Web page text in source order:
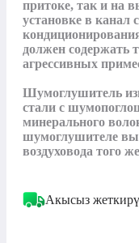
притоке, так и на
установке в канал
должен содержать
агрессивных
Шумоглушитель
стали с
минерального
шумоглушителе
воздуховода того
Акысыз